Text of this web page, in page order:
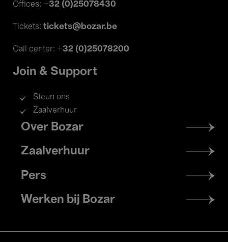
Offices: +32 (0)25078430
Tickets: tickets@bozar.be
Call center: +32 (0)25078200
Join & Support
Steun ons
Zaalverhuur
Footer
menu
Over Bozar
Zaalverhuur
Pers
Werken bij Bozar